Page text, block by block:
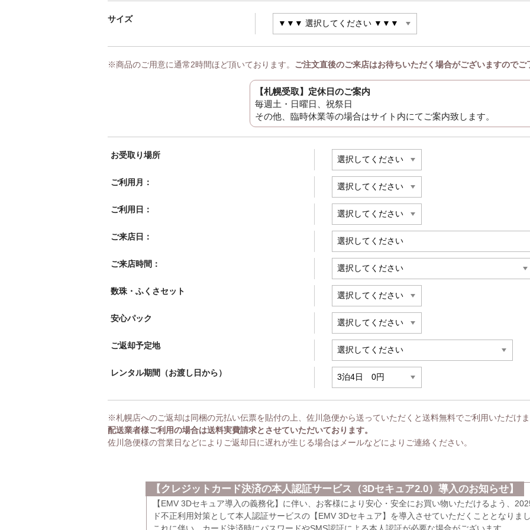
サイズ
※商品のご用意に通常2時間ほど頂いております。 ご注文直後のご来店はお待ちいただく場合がございますのでご
【札幌受取】定休日のご案内
毎週土・日曜日、祝祭日
その他、臨時休業等の場合はサイト内にてご案内致します。
お受取り場所
ご利用月：
ご利用日：
ご来店日：
ご来店時間：
数珠・ふくさセット
安心パック
ご返却予定地
レンタル期間（お渡し日から）
※札幌店へのご返却は同梱の元払い伝票を貼付の上、佐川急便から送っていただくと送料無料でご利用いただけま
配送業者様ご利用の場合は送料実費請求とさせていただいております。
佐川急便様の営業日などによりご返却日に遅れが生じる場合はメールなどによりご連絡ください。
【クレジットカード決済の本人認証サービス（3Dセキュア2.0）導入のお知らせ】
【EMV 3Dセキュア導入の義務化】に伴い、お客様により安心・安全にお買い物いただけるよう、
ド不正利用対策として本人認証サービスの【EMV 3Dセキュア】を導入させていただくこととなりまし